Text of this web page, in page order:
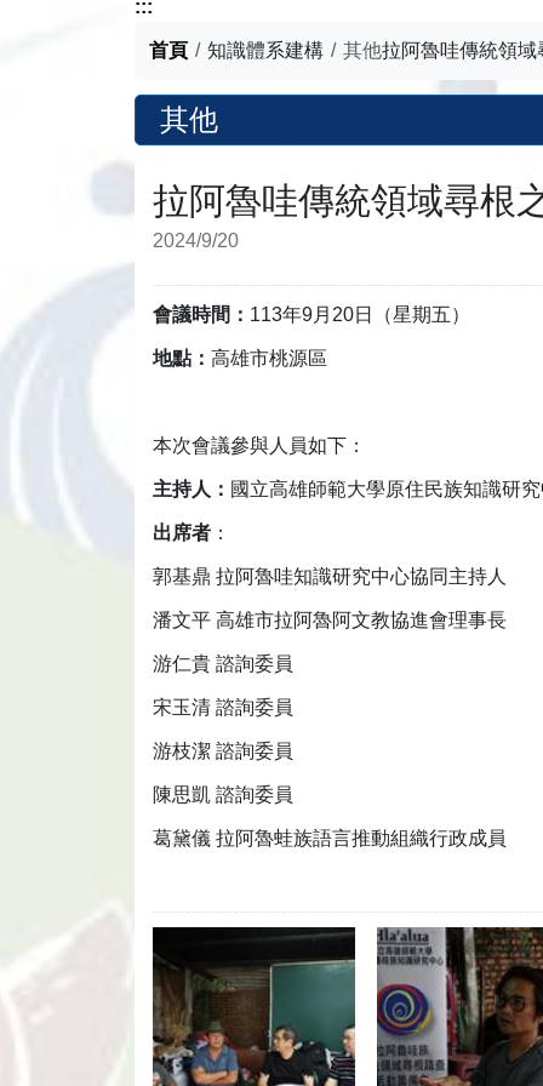
:::
首頁 知識體系建構 其他拉阿魯哇傳統領
其他
拉阿魯哇傳統領域尋根
2024/9/20
會議時間： 113年9月20日（星期五）
地點： 高雄市桃源區
本次會議參與人員如下：
主持人： 國立高雄師範大學原住民族知識研
出席者 ：
郭基鼎 拉阿魯哇知識研究中心協同主持人
潘文平 高雄市拉阿魯阿文教協進會理事長
游仁貴 諮詢委員
宋玉清 諮詢委員
游枝潔 諮詢委員
陳思凱 諮詢委員
葛黛儀 拉阿魯蛙族語言推動組織行政成員